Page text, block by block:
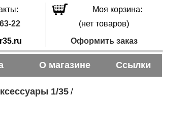
Моя корзина:
22
(нет товаров)
Оформить заказ
О магазине Ссылки
1/35 /